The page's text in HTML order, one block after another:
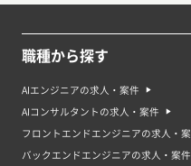
職種から探す
AIエンジニアの求人・案件
AIコンサルタントの求人・案件
フロントエンドエンジニアの求人・
バックエンドエンジニアの求人・案件